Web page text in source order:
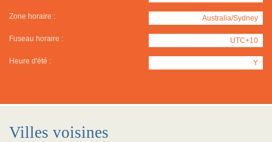
Zone horaire : Australia/Sydney
Fuseau horaire : UTC+10
Heure d'été : Y
Villes voisines